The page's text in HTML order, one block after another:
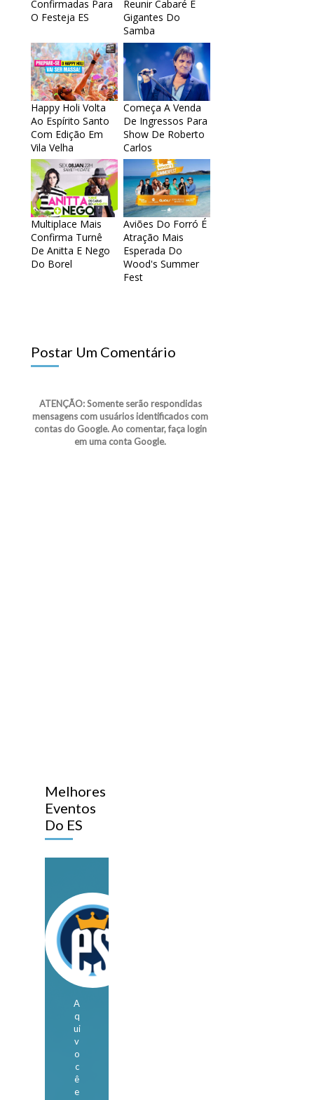
Confirmadas Para
O Festeja ES
Reunir Cabaré E
Gigantes Do
Samba
Happy Holi Volta
Ao Espírito Santo
Com Edição Em
Vila Velha
Começa A Venda
De Ingressos Para
Show De Roberto
Carlos
Multiplace Mais
Confirma Turnê
De Anitta E Nego
Do Borel
Aviões Do Forró É
Atração Mais
Esperada Do
Wood's Summer
Fest
Postar Um Comentário
ATENÇÃO: Somente serão respondidas
mensagens com usuários identificados com
contas do Google. Ao comentar, faça login
em uma conta Google.
Melhores
Eventos
Do ES
A
q
ui
v
o
c
ê
e